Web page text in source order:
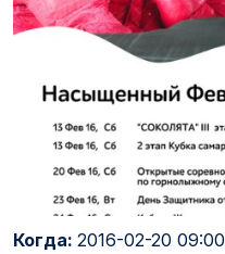
Когда: 2016-02-20 09:00